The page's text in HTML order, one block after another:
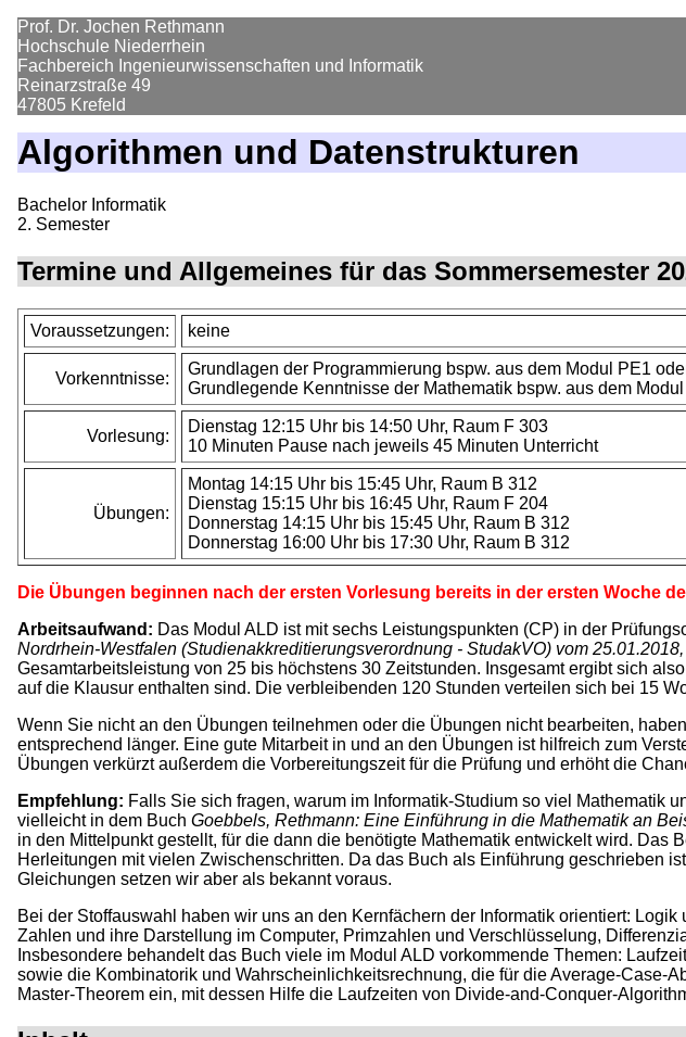
Prof. Dr. Jochen Rethmann
Hochschule Niederrhein
Fachbereich Ingenieurwissenschaften und Informatik
Reinarzstraße 49
47805 Krefeld
Algorithmen und Datenstrukturen
Bachelor Informatik
2. Semester
Termine und Allgemeines für das Sommersemester
Voraussetzungen: keine
Vorkenntnisse:
Grundlagen der Programmierung bspw. aus dem Modul PE1
Grundlegende Kenntnisse der Mathematik bspw. aus dem
Vorlesung:
Dienstag 12:15 Uhr bis 14:50 Uhr, Raum F 303
10 Minuten Pause nach jeweils 45 Minuten Unterricht
Übungen:
Montag 14:15 Uhr bis 15:45 Uhr, Raum B 312
Dienstag 15:15 Uhr bis 16:45 Uhr, Raum F 204
Donnerstag 14:15 Uhr bis 15:45 Uhr, Raum B 312
Donnerstag 16:00 Uhr bis 17:30 Uhr, Raum B 312
Die Übungen beginnen nach der ersten Vorlesung bereits in der ersten Woche
Arbeitsaufwand: Das Modul ALD ist mit sechs Leistungspunkten (CP) in der
Nordrhein-Westfalen (Studienakkreditierungsverordnung - StudakVO) vom
Gesamtarbeitsleistung von 25 bis höchstens 30 Zeitstunden. Insgesamt ergibt sich
auf die Klausur enthalten sind. Die verbleibenden 120 Stunden verteilen sich bei 15
Wenn Sie nicht an den Übungen teilnehmen oder die Übungen nicht bearbeiten,
entsprechend länger. Eine gute Mitarbeit in und an den Übungen ist hilfreich zum
Übungen verkürzt außerdem die Vorbereitungszeit für die Prüfung und erhöht die
Empfehlung: Falls Sie sich fragen, warum im Informatik-Studium so viel Mathematik
vielleicht in dem Buch Goebbels, Rethmann: Eine Einführung in die Mathematik an
in den Mittelpunkt gestellt, für die dann die benötigte Mathematik entwickelt wird.
Herleitungen mit vielen Zwischenschritten. Da das Buch als Einführung geschrieben
Gleichungen setzen wir aber als bekannt voraus.
Bei der Stoffauswahl haben wir uns an den Kernfächern der Informatik orientiert:
Zahlen und ihre Darstellung im Computer, Primzahlen und Verschlüsselung,
Insbesondere behandelt das Buch viele im Modul ALD vorkommende Themen:
sowie die Kombinatorik und Wahrscheinlichkeitsrechnung, die für die Average-Case-
Master-Theorem ein, mit dessen Hilfe die Laufzeiten von Divide-and-Conquer-